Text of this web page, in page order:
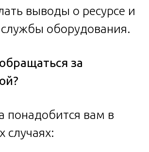
выводы о ресурсе и
службы оборудования.
за
понадобится вам в
случаях: